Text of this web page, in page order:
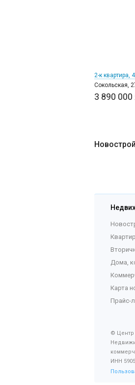
2-к квартира,
Сокольская,
3 890 000
Дома,
Карта
Прайс-
© Центр
ИНН